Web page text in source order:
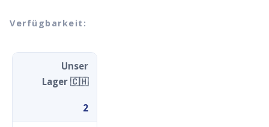
Verfügbarkeit:
Unser
Lager 🇨🇭
2